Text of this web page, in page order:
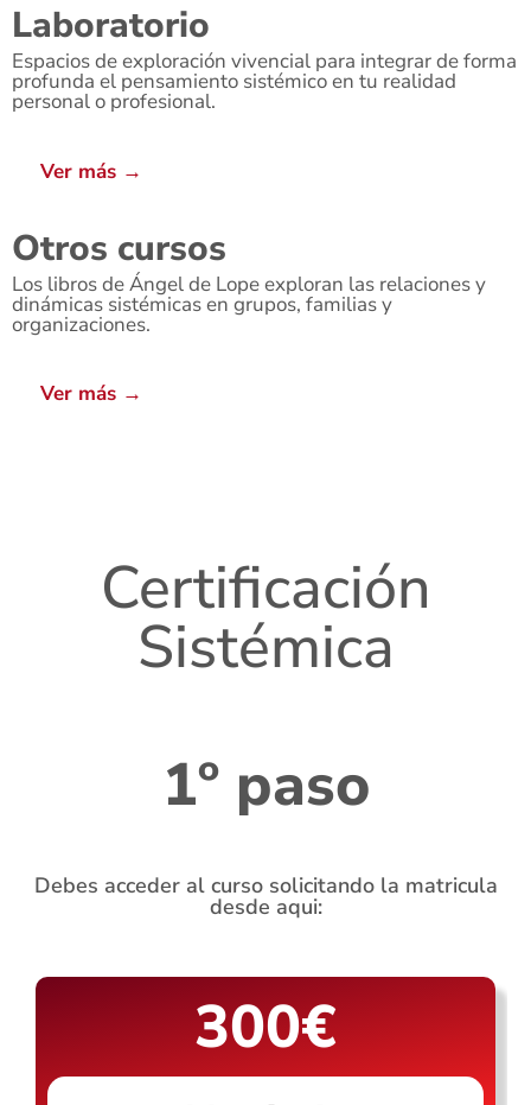
Laboratorio
Espacios de exploración vivencial para integrar de forma
profunda el pensamiento sistémico en tu realidad
personal o profesional.
Ver más →
Otros cursos
Los libros de Ángel de Lope exploran las relaciones y
dinámicas sistémicas en grupos, familias y
organizaciones.
Ver más →
Certificación
Sistémica
1º paso
Debes acceder al curso solicitando la matricula
desde aqui:
300€